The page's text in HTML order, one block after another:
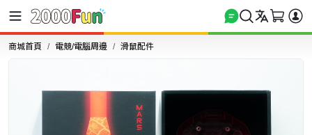
商城首頁 電競/電腦周邊 滑鼠配件